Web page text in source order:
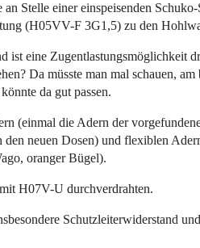
Stelle einer einspeisenden
(H05VV-F 3G1,5) zu den
ist eine Zugentlastungsmöglichkeit
Da müsste man mal schauen,
da gut passen.
(einmal die Adern der
neuen Dosen) und flexiblen
oranger Bügel).
H07V-U durchverdrahten.
Schutzleiterwiderstand